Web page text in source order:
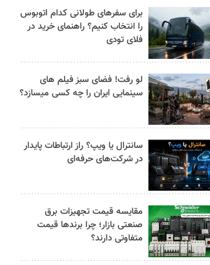
برای سفرهای طولانی کدام اتوبوس
را انتخاب کنیم؟ راهنمای خرید در
فلای تودی
لو رفت! فضای سبز فیلم های
سینمایی ایران را چه کسی میسازد؟
سانترال یا ویپ؟ راز ارتباطات پایدار
در شرکت‌های حرفه‌ای
مقایسه قیمت تجهیزات برق
صنعتی بازار؛ چرا برندها قیمت
متفاوتی دارند؟